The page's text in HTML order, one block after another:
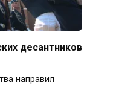
десантников
направил